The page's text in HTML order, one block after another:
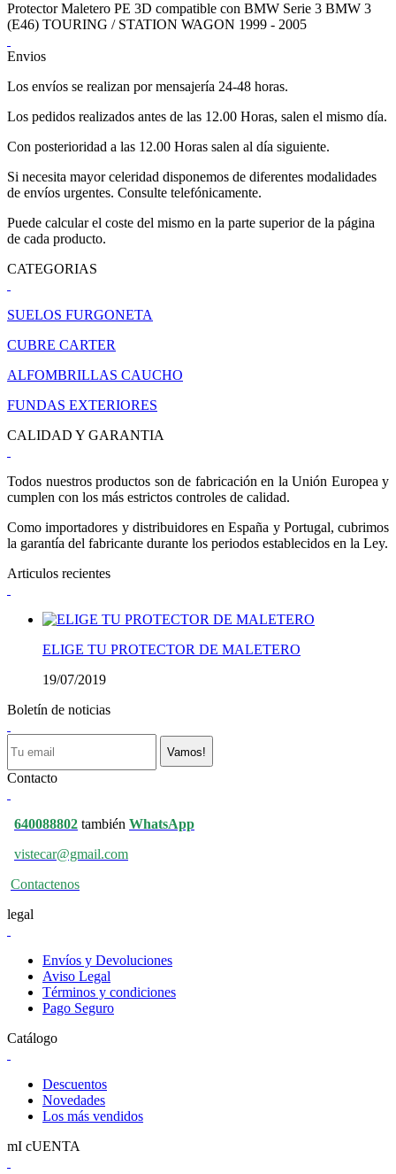
Protector Maletero PE 3D compatible con BMW Serie 3 BMW 3
(E46) TOURING / STATION WAGON 1999 - 2005
Envios
Los envíos se realizan por mensajería 24-48 horas.
Los pedidos realizados antes de las 12.00 Horas, salen el mismo día.
Con posterioridad a las 12.00 Horas salen al día siguiente.
Si necesita mayor celeridad disponemos de diferentes modalidades
de envíos urgentes. Consulte telefónicamente.
Puede calcular el coste del mismo en la parte superior de la página
de cada producto.
CATEGORIAS
SUELOS FURGONETA
CUBRE CARTER
ALFOMBRILLAS CAUCHO
FUNDAS EXTERIORES
CALIDAD Y GARANTIA
Todos nuestros productos son de fabricación en la Unión Europea y
cumplen con los más estrictos controles de calidad.
Como importadores y distribuidores en España y Portugal, cubrimos
la garantía del fabricante durante los periodos establecidos en la Ley.
Articulos recientes
ELIGE TU PROTECTOR DE MALETERO
19/07/2019
Boletín de noticias
Vamos!
Contacto
640088802 también WhatsApp
vistecar@gmail.com
Contactenos
legal
Envíos y Devoluciones
Aviso Legal
Términos y condiciones
Pago Seguro
Catálogo
Descuentos
Novedades
Los más vendidos
mI cUENTA